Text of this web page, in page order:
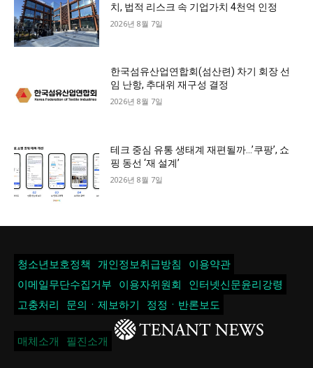
치, 법적 리스크 속 기업가치 4천억 인정
2026년 8월 7일
한국섬유산업연합회(섬산련) 차기 회장 선
임 난항, 추대위 재구성 결정
2026년 8월 7일
테크 중심 유통 생태계 재편될까…’쿠팡’, 쇼
핑 동선 ‘재 설계’
2026년 8월 7일
청소년보호정책 개인정보취급방침
이용약관
이메일무단수집거부
이용자위원회
인터넷신문윤리강령
고충처리
문의ㆍ제보하기 정정ㆍ반론보도
매체소개 필진소개